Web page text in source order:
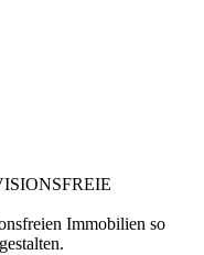
Immobilien so